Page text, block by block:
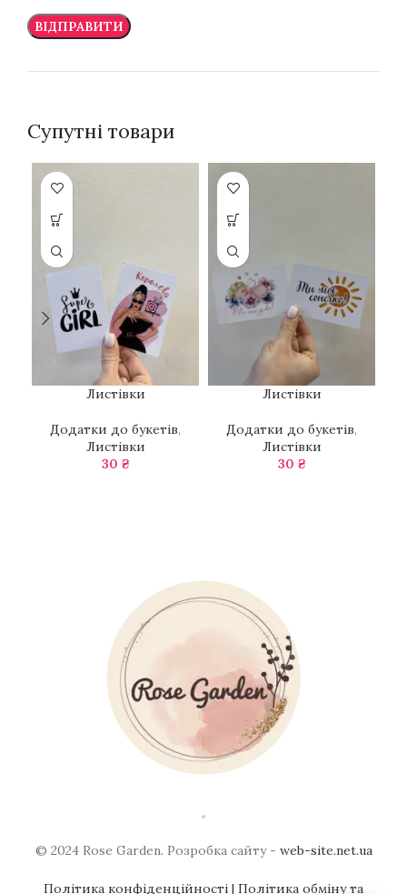
Супутні товари
Листівки
Додатки до букетів,
Листівки
30 ₴
Листівки
Додатки до букетів,
Листівки
30 ₴
© 2024 Rose Garden. Розробка сайту - web-site.net.ua
Політика конфіденційності | Політика обміну та